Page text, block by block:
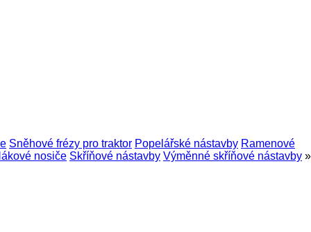
Sněhové frézy pro traktor Popelářské nástavby Ramenové
nosiče Skříňové nástavby Výměnné skříňové nástavby »